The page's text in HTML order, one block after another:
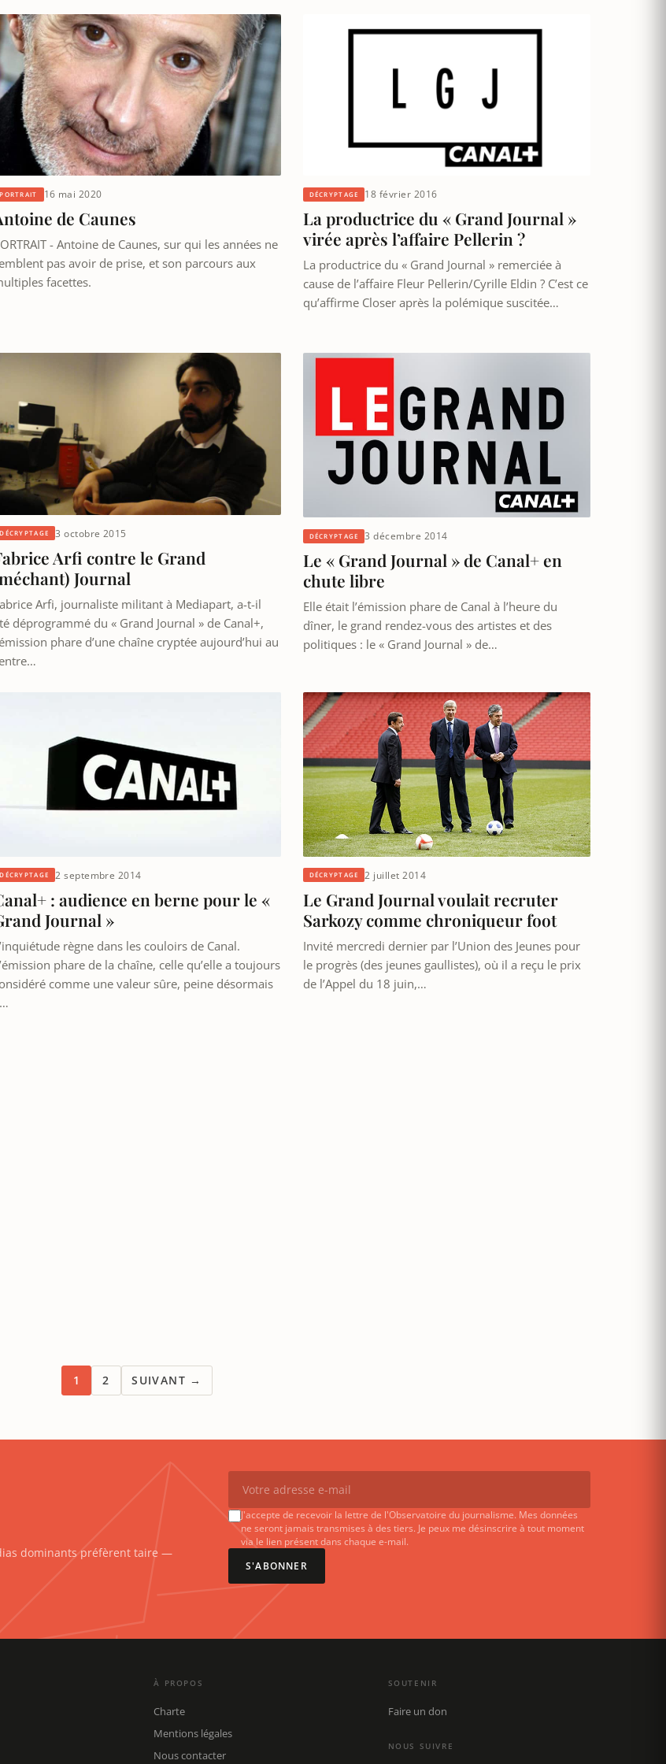
PORTRAIT 16 mai 2020
de Caunes
- Antoine de Caunes, sur qui les années ne
pas avoir de prise, et son parcours aux
facettes.
DÉCRYPTAGE 18 février 2016
La productrice du « Grand Journal »
virée après l’affaire Pellerin ?
La productrice du « Grand Journal » remerciée à
cause de l’affaire Fleur Pellerin/Cyrille Eldin ? C’est ce
qu’affirme Closer après la polémique suscitée…
DÉCRYPTAGE 3 octobre 2015
Arfi contre le Grand
Journal
Arfi, journaliste militant à Mediapart, a-t-il
déprogrammé du « Grand Journal » de Canal+,
phare d’une chaîne cryptée aujourd’hui au
DÉCRYPTAGE 3 décembre 2014
Le « Grand Journal » de Canal+ en
chute libre
Elle était l’émission phare de Canal à l’heure du
dîner, le grand rendez-vous des artistes et des
politiques : le « Grand Journal » de…
DÉCRYPTAGE 2 septembre 2014
: audience en berne pour le «
Journal »
règne dans les couloirs de Canal.
phare de la chaîne, celle qu’elle a toujours
comme une valeur sûre, peine désormais
DÉCRYPTAGE 2 juillet 2014
Le Grand Journal voulait recruter
Sarkozy comme chroniqueur foot
Invité mercredi dernier par l’Union des Jeunes pour
le progrès (des jeunes gaullistes), où il a reçu le prix
de l’Appel du 18 juin,…
1 2 SUIVANT →
dominants préfèrent taire —
J'accepte de recevoir la lettre de l'Observatoire du journalisme. Mes données
ne seront jamais transmises à des tiers. Je peux me désinscrire à tout moment
via le lien présent dans chaque e-mail.
S'ABONNER
À PROPOS
Charte
Mentions légales
Nous contacter
SOUTENIR
Faire un don
NOUS SUIVRE